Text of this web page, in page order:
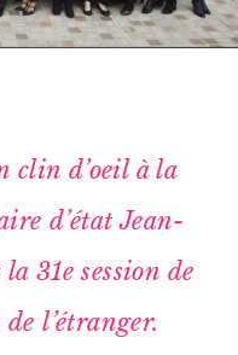
clin d’oeil à la
d’état Jean-
31e session de
l’étranger.